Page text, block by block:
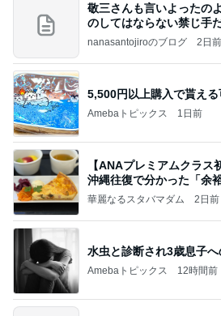
敬三さんも言いよったの
のしてはならない禁じ手
のよ
nanasantojiroのブログ 2日前
5,500円以上購入で貰え
Amebaトピックス 1日前
【ANAプレミアムクラ
沖縄往復で分かった「余
華麗なるスタバマダム 2日前
水虫と診断され3歳息子
Amebaトピックス 12時間前